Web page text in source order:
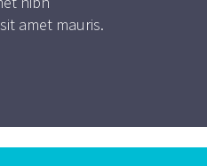
amet mauris.